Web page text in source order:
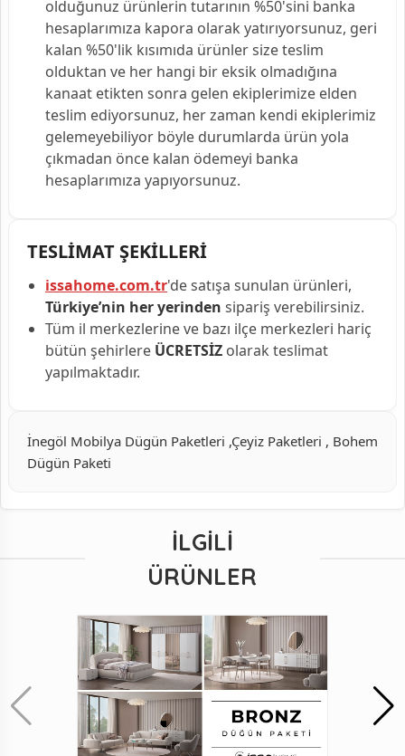
olduğunuz ürünlerin tutarının %50'sini banka
hesaplarımıza kapora olarak yatırıyorsunuz, geri
kalan %50'lik kısımıda ürünler size teslim
olduktan ve her hangi bir eksik olmadığına
kanaat etikten sonra gelen ekiplerimize elden
teslim ediyorsunuz, her zaman kendi ekiplerimiz
gelemeyebiliyor böyle durumlarda ürün yola
çıkmadan önce kalan ödemeyi banka
hesaplarımıza yapıyorsunuz.
TESLİMAT ŞEKİLLERİ
issahome.com.tr'de satışa sunulan ürünleri,
Türkiye’nin her yerinden sipariş verebilirsiniz.
Tüm il merkezlerine ve bazı ilçe merkezleri hariç
bütün şehirlere ÜCRETSİZ olarak teslimat
yapılmaktadır.
İnegöl Mobilya Dügün Paketleri ,Çeyiz Paketleri , Bohem
Dügün Paketi
İLGILI
ÜRÜNLER